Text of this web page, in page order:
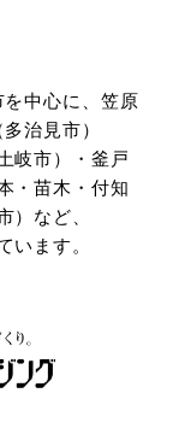
中心に、笠原
治見市）
岐市）・釜戸
・苗木・付知
）など、
います。